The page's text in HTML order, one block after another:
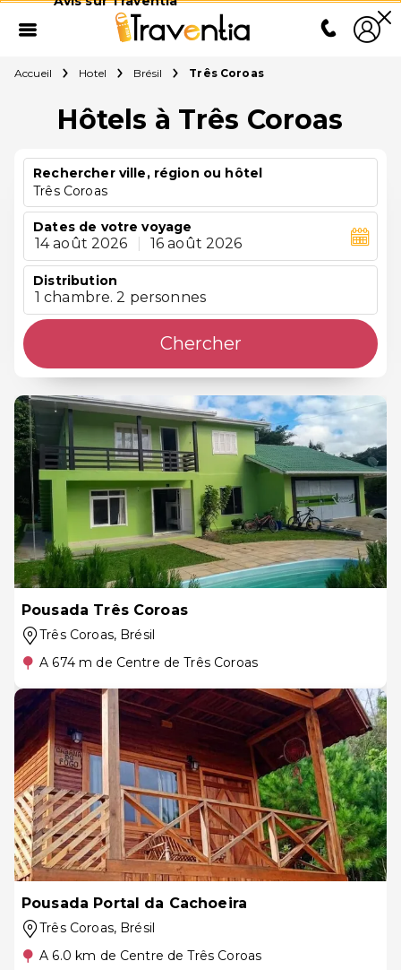
Accueil Hotel Brésil Três Coroas
Hôtels à Três Coroas
Rechercher ville, région ou hôtel
Três Coroas
Dates de votre voyage
14 août 2026 16 août 2026
Distribution
1 chambre. 2 personnes
Chercher
Pousada Três Coroas
Três Coroas, Brésil
A 674 m de Centre de Três Coroas
Pousada Portal da Cachoeira
Três Coroas, Brésil
A 6.0 km de Centre de Três Coroas